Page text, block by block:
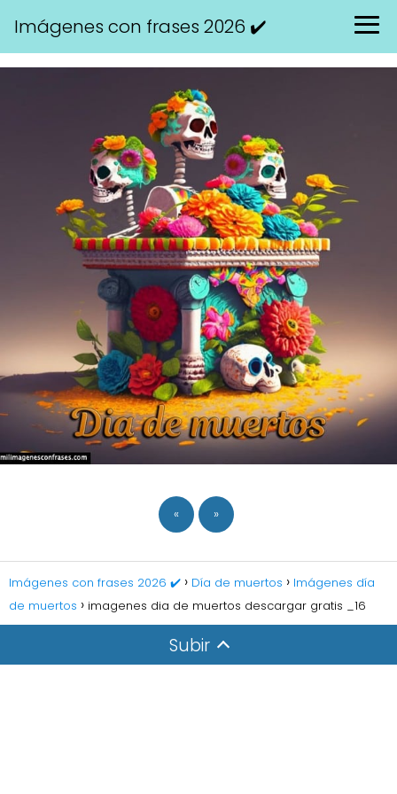
Imágenes con frases 2026 ✔️
« »
Imágenes con frases 2026 ✔️ Día de muertos
Imágenes día
de muertos
imagenes dia de muertos descargar gratis _16
Subir